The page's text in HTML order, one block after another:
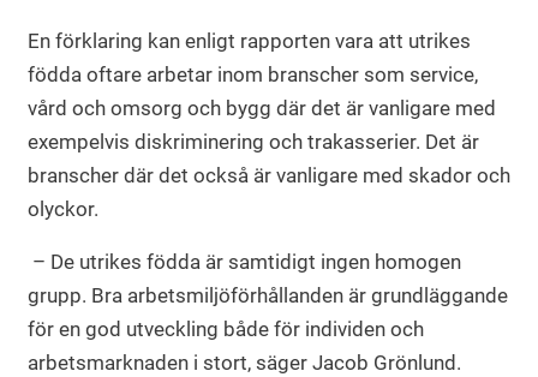
En förklaring kan enligt rapporten vara att utrikes
födda oftare arbetar inom branscher som service,
vård och omsorg och bygg där det är vanligare med
exempelvis diskriminering och trakasserier. Det är
branscher där det också är vanligare med skador och
olyckor.
– De utrikes födda är samtidigt ingen homogen
grupp. Bra arbetsmiljöförhållanden är grundläggande
för en god utveckling både för individen och
arbetsmarknaden i stort, säger Jacob Grönlund.